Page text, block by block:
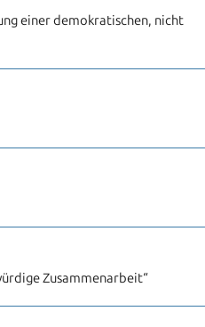
einer demokratischen, nicht
Zusammenarbeit“